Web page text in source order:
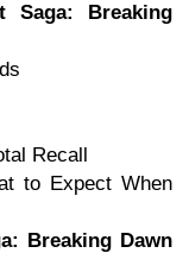
Saga: Breaking
Recall
to Expect When
Breaking Dawn